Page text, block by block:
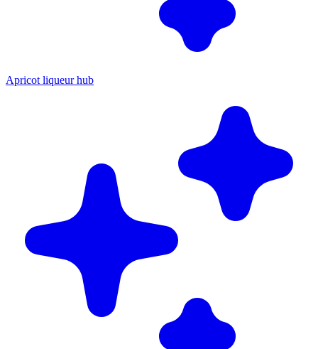
Apricot liqueur hub